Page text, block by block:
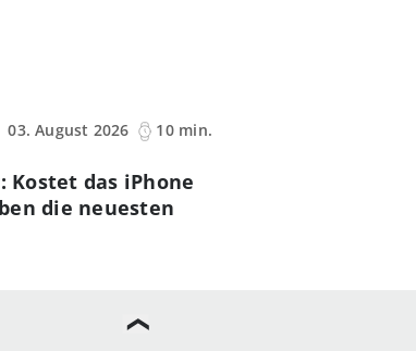
03. August 2026
10 min.
das iPhone
die neuesten